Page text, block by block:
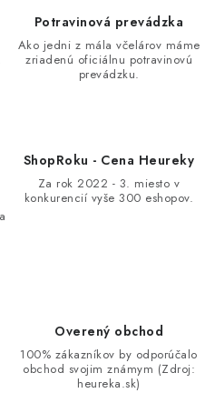
Potravinová prevádzka
Ako jedni z mála včelárov máme
zriadenú oficiálnu potravinovú
prevádzku.
ShopRoku - Cena Heureky
Za rok 2022 - 3. miesto v
konkurencií vyše 300 eshopov.
Overený obchod
100% zákazníkov by odporúčalo
obchod svojim známym (Zdroj:
heureka.sk)